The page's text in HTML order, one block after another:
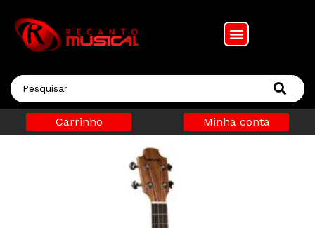
Carrinho Minha conta